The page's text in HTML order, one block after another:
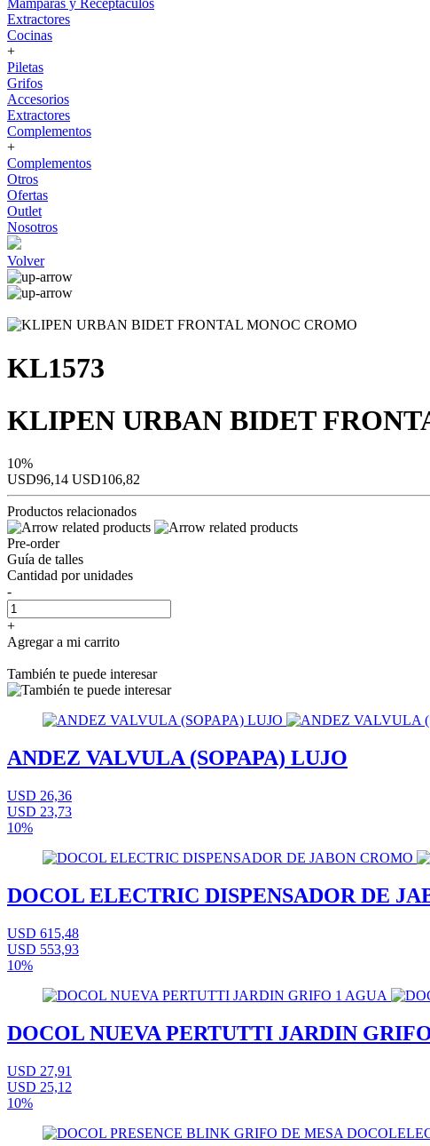
Mamparas y Receptáculos
Extractores
Cocinas
+
Piletas
Grifos
Accesorios
Extractores
Complementos
+
Complementos
Otros
Ofertas
Outlet
Nosotros
Volver
KL1573
KLIPEN URBAN BIDET
10%
USD96,14 USD106,82
Productos relacionados
Pre-order
Guía de talles
Cantidad por unidades
-
+
Agregar a mi carrito
También te puede interesar
ANDEZ VALVULA (SOPAPA) LUJO
USD 26,36
USD 23,73
10%
DOCOL ELECTRIC DISPENSADOR DE
USD 615,48
USD 553,93
10%
DOCOL NUEVA PERTUTTI JARDIN
USD 27,91
USD 25,12
10%